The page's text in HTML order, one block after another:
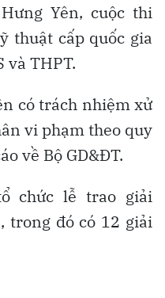
Yên, cuộc thi
thuật cấp quốc gia
và THPT.
có trách nhiệm xử
vi phạm theo quy
về Bộ GD&ĐT.
chức lễ trao giải
trong đó có 12 giải